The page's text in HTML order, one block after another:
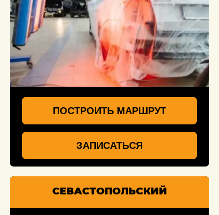
ПОСТРОИТЬ МАРШРУТ
ЗАПИСАТЬСЯ
СЕВАСТОПОЛЬСКИЙ